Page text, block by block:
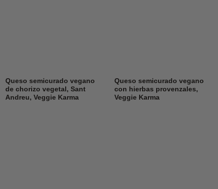
Queso semicurado vegano
de chorizo vegetal, Sant
Andreu, Veggie Karma
Queso semicurado vegano
con hierbas provenzales,
Veggie Karma